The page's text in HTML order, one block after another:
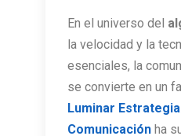
En el universo del
la velocidad y la
esenciales, la
se convierte en un
Luminar
Comunicación ha